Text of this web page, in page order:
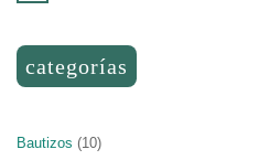
categorías
Bautizos (10)